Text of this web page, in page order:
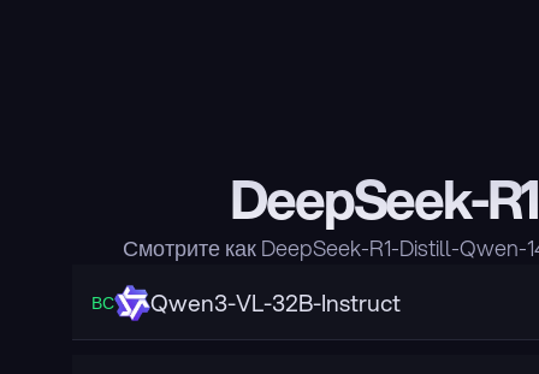
DeepSeek-
Смотрите как DeepSeek-R1-Distill-
ВС Qwen3-VL-32B-Instruct